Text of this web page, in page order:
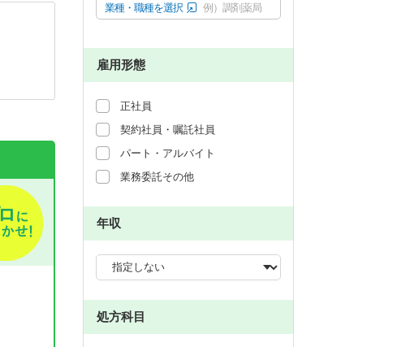
業種・職種を選択 例）調剤薬局
雇用形態
正社員
契約社員・嘱託社員
パート・アルバイト
業務委託その他
年収
処方科目